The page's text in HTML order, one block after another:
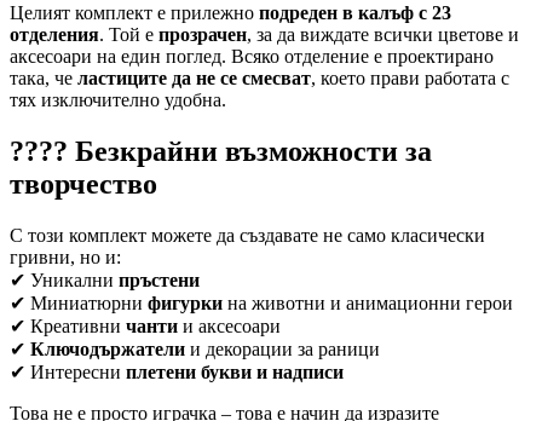
Целият комплект е прилежно подреден в калъф с 23
отделения. Той е прозрачен, за да виждате всички цветове и
аксесоари на един поглед. Всяко отделение е проектирано
така, че ластиците да не се смесват, което прави работата с
тях изключително удобна.
???? Безкрайни възможности за
творчество
С този комплект можете да създавате не само класически
гривни, но и:
✔ Уникални пръстени
✔ Миниатюрни фигурки на животни и анимационни герои
✔ Креативни чанти и аксесоари
✔ Ключодържатели и декорации за раници
✔ Интересни плетени букви и надписи
Това не е просто играчка – това е начин да изразите